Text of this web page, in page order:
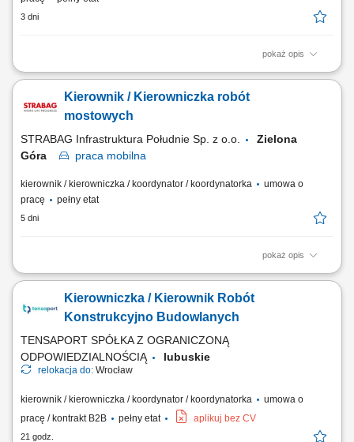
3 dni
pokaż opis
Miejsce pracy: Zielona Góra, województwo lubuskie Opis stanowiska:
powierzonych kontraktach. Nadzór nad przebiegiem prac budowlanych
oraz koordynacja działań ekip wykonawczych. Kontrola kosztów
Kierownik / Kierowniczka robót
mostowych
STRABAG Infrastruktura Południe Sp. z o.o.
Zielona
Góra
praca mobilna
kierownik / kierowniczka / koordynator / koordynatorka
umowa o
pracę
pełny etat
5 dni
pokaż opis
Miejsce pracy: Zielona Góra, województwo lubuskie Opis stanowiska:
harmonogramem, dokumentacją techniczną oraz obowiązującymi
przepisami. Organizowanie pracy zespołów wykonawczych oraz
Kierowniczka / Kierownik Robót
Konstrukcyjno Budowlanych
TENSAPORT SPÓŁKA Z OGRANICZONĄ
ODPOWIEDZIALNOŚCIĄ
lubuskie
relokacja do: Wrocław
kierownik / kierowniczka / koordynator / koordynatorka
umowa o
pracę / kontrakt B2B
pełny etat aplikuj bez CV
21 godz.